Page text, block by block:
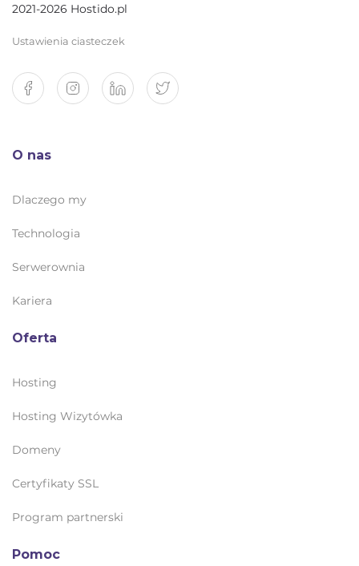
2021-2026 Hostido.pl
Ustawienia ciasteczek
O nas
Dlaczego my
Technologia
Serwerownia
Kariera
Oferta
Hosting
Hosting Wizytówka
Domeny
Certyfikaty SSL
Program partnerski
Pomoc